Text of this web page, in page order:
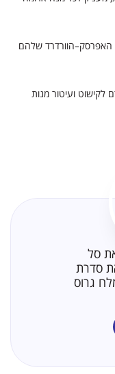
האפרסק–הוורדרד שלהם
לקישוט ועיטור מנות
סל
סדרת
גרוס